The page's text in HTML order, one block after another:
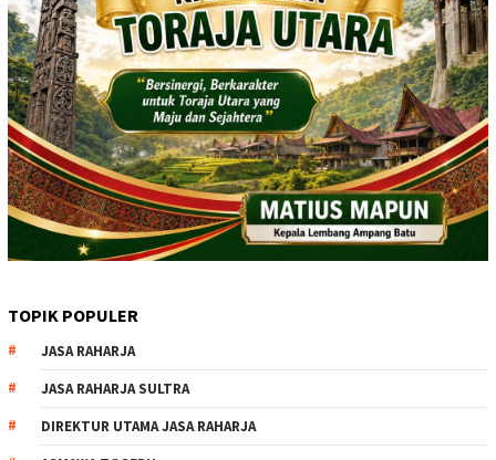
TOPIK POPULER
JASA RAHARJA
JASA RAHARJA SULTRA
DIREKTUR UTAMA JASA RAHARJA